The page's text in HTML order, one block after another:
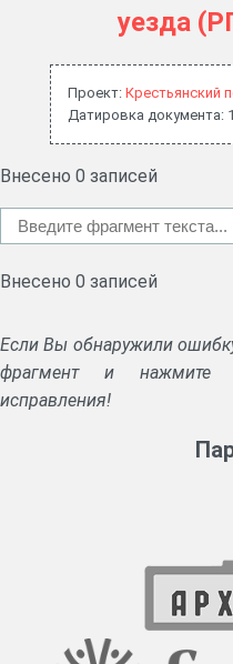
уезда
Проект: Крестьянский
Датировка документа:
Внесено 0 записей
Внесено 0 записей
Если Вы обнаружили
фрагмент и нажмите
исправления!